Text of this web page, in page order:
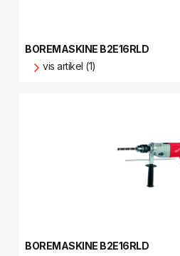
BOREMASKINE B2E16RLD
vis artikel (1)
BOREMASKINE B2E16RLD